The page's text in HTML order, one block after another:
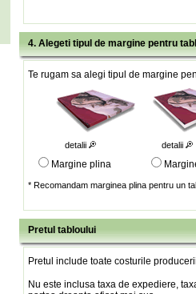
4. Alegeti tipul de margine pentru
Te rugam sa alegi tipul de margine
detalii detalii
Margine plina
* Recomandam marginea plina pentru un
Pretul tabloului
Pretul include toate costurile
Nu este inclusa taxa de expediere,